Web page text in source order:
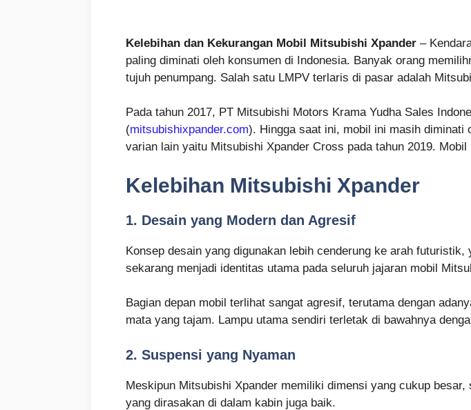
Kelebihan dan Kekurangan Mobil Mitsubishi Xpander –
paling diminati oleh konsumen di Indonesia. Banyak orang
tujuh penumpang. Salah satu LMPV terlaris di pasar adalah
Pada tahun 2017, PT Mitsubishi Motors Krama Yudha Sales
(mitsubishixpander.com). Hingga saat ini, mobil ini masih diminati
varian lain yaitu Mitsubishi Xpander Cross pada tahun 2019.
Kelebihan Mitsubishi Xpander
1. Desain yang Modern dan Agresif
Konsep desain yang digunakan lebih cenderung ke arah
sekarang menjadi identitas utama pada seluruh jajaran mobil
Bagian depan mobil terlihat sangat agresif, terutama dengan
mata yang tajam. Lampu utama sendiri terletak di bawahnya
2. Suspensi yang Nyaman
Meskipun Mitsubishi Xpander memiliki dimensi yang cukup
yang dirasakan di dalam kabin juga baik.